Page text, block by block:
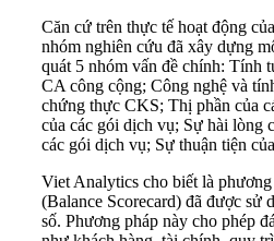
Căn cứ trên thực tế hoạt động
nhóm nghiên cứu đã xây dựng
quát 5 nhóm vấn đề chính: Tính
CA công cộng; Công nghệ và
chứng thực CKS; Thị phần của
của các gói dịch vụ; Sự hài lòng
các gói dịch vụ; Sự thuận tiện
Viet Analytics cho biết là
(Balance Scorecard) đã được sử
số. Phương pháp này cho phép